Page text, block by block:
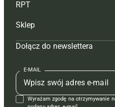
Reklama
Tagi
Mapa serwisu
Kontakt
Regulamin
Hoduj z głową bydło
Hoduj z głową świnie
Prenumerata
Redakcja
Kontakt
RPT
Redakcja
Prenumerata
Reklama
Kontakt
Sklep
Czasopisma i prenumerata
Książki
Regulamin
Dołącz do newslettera
E-MAIL
Wyrażam zgodę na otrzymywanie